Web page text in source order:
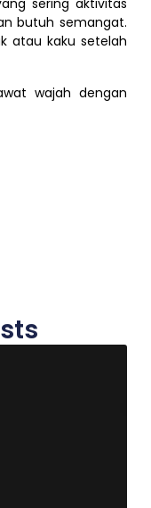
butuh semangat.
atau kaku setelah
wajah dengan